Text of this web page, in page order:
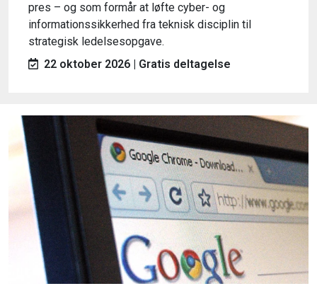
pres – og som formår at løfte cyber- og
informationssikkerhed fra teknisk disciplin til
strategisk ledelsesopgave.
22 oktober 2026 | Gratis deltagelse